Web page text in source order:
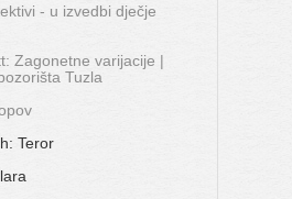
- u izvedbi dječje
Zagonetne varijacije |
Tuzla
Teror